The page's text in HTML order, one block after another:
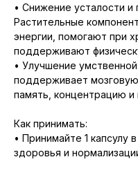
• Снижение усталости и
Растительные
энергии, помогают при
поддерживают
• Улучшение
поддерживает
память, концентрацию и
Как принимать:
• Принимайте 1
здоровья и